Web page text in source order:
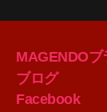
MAGENDOブ
ブログ
Facebook